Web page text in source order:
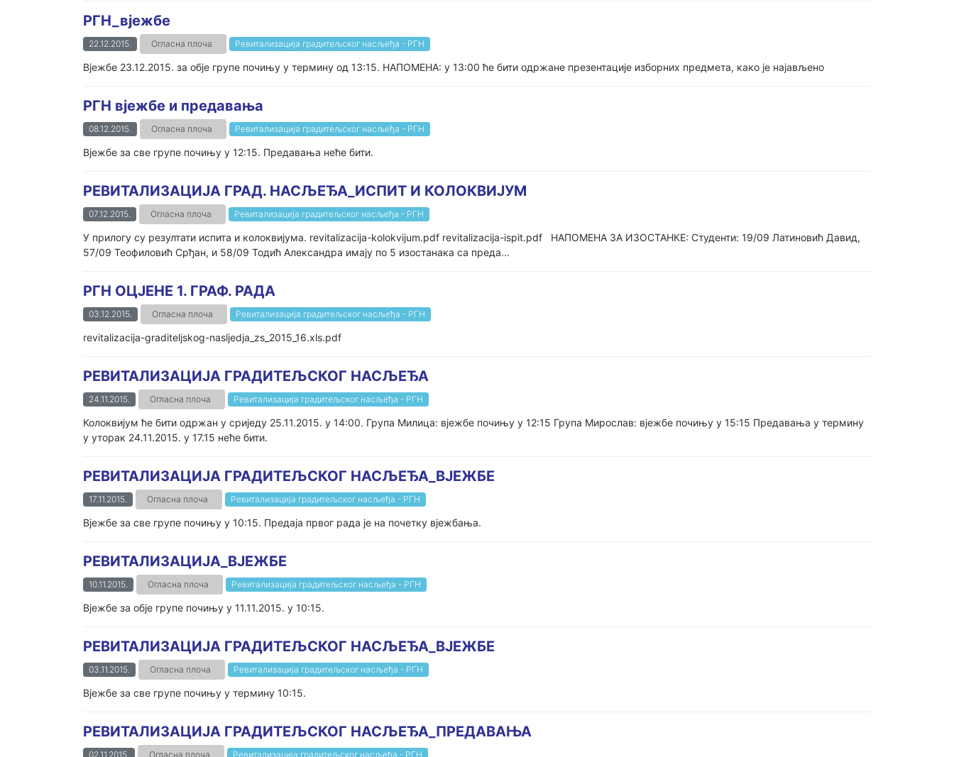
РГН_вјежбе
22.12.2015. Огласна плоча Ревитализација градитељског насљеђа - РГН
Вјежбе 23.12.2015. за обје групе почињу у термину од 13:15. НАПОМЕНА: у 13:00 ће бити одржане презентације изборних предмета, како је најављено
РГН вјежбе и предавања
08.12.2015. Огласна плоча Ревитализација градитељског насљеђа - РГН
Вјежбе за све групе почињу у 12:15. Предавања неће бити.
РЕВИТАЛИЗАЦИЈА ГРАД. НАСЉЕЂА_ИСПИТ И КОЛОКВИЈУМ
07.12.2015. Огласна плоча Ревитализација градитељског насљеђа - РГН
У прилогу су резултати испита и колоквијума. revitalizacija-kolokvijum.pdf revitalizacija-ispit.pdf НАПОМЕНА ЗА ИЗОСТАНКЕ: Студенти: 19/09 Латиновић Давид,
57/09 Теофиловић Срђан, и 58/09 Тодић Александра имају по 5 изостанака са преда...
РГН ОЦЈЕНЕ 1. ГРАФ. РАДА
03.12.2015. Огласна плоча Ревитализација градитељског насљеђа - РГН
revitalizacija-graditeljskog-nasljedja_zs_2015_16.xls.pdf
РЕВИТАЛИЗАЦИЈА ГРАДИТЕЉСКОГ НАСЉЕЂА
24.11.2015. Огласна плоча Ревитализација градитељског насљеђа - РГН
Колоквијум ће бити одржан у сриједу 25.11.2015. у 14:00. Група Милица: вјежбе почињу у 12:15 Група Мирослав: вјежбе почињу у 15:15 Предавања у термину
у уторак 24.11.2015. у 17.15 неће бити.
РЕВИТАЛИЗАЦИЈА ГРАДИТЕЉСКОГ НАСЉЕЂА_ВЈЕЖБЕ
17.11.2015. Огласна плоча Ревитализација градитељског насљеђа - РГН
Вјежбе за све групе почињу у 10:15. Предаја првог рада је на почетку вјежбања.
РЕВИТАЛИЗАЦИЈА_ВЈЕЖБЕ
10.11.2015. Огласна плоча Ревитализација градитељског насљеђа - РГН
Вјежбе за обје групе почињу у 11.11.2015. у 10:15.
РЕВИТАЛИЗАЦИЈА ГРАДИТЕЉСКОГ НАСЉЕЂА_ВЈЕЖБЕ
03.11.2015. Огласна плоча Ревитализација градитељског насљеђа - РГН
Вјежбе за све групе почињу у термину 10:15.
РЕВИТАЛИЗАЦИЈА ГРАДИТЕЉСКОГ НАСЉЕЂА_ПРЕДАВАЊА
02.11.2015. Огласна плоча Ревитализација градитељског насљеђа - РГН